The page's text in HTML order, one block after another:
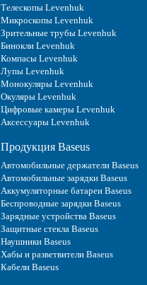
Телескопы Levenhuk
Микроскопы Levenhuk
Зрительные трубы Levenhuk
Бинокли Levenhuk
Компасы Levenhuk
Лупы Levenhuk
Монокуляры Levenhuk
Окуляры Levenhuk
Цифровые камеры Levenhuk
Аксессуары Levenhuk
Продукция Baseus
Автомобильные держатели Baseus
Автомобильные зарядки Baseus
Аккумуляторные батареи Baseus
Беспроводные зарядки Baseus
Зарядные устройства Baseus
Защитные стекла Baseus
Наушники Baseus
Хабы и разветвители Baseus
Кабели Baseus